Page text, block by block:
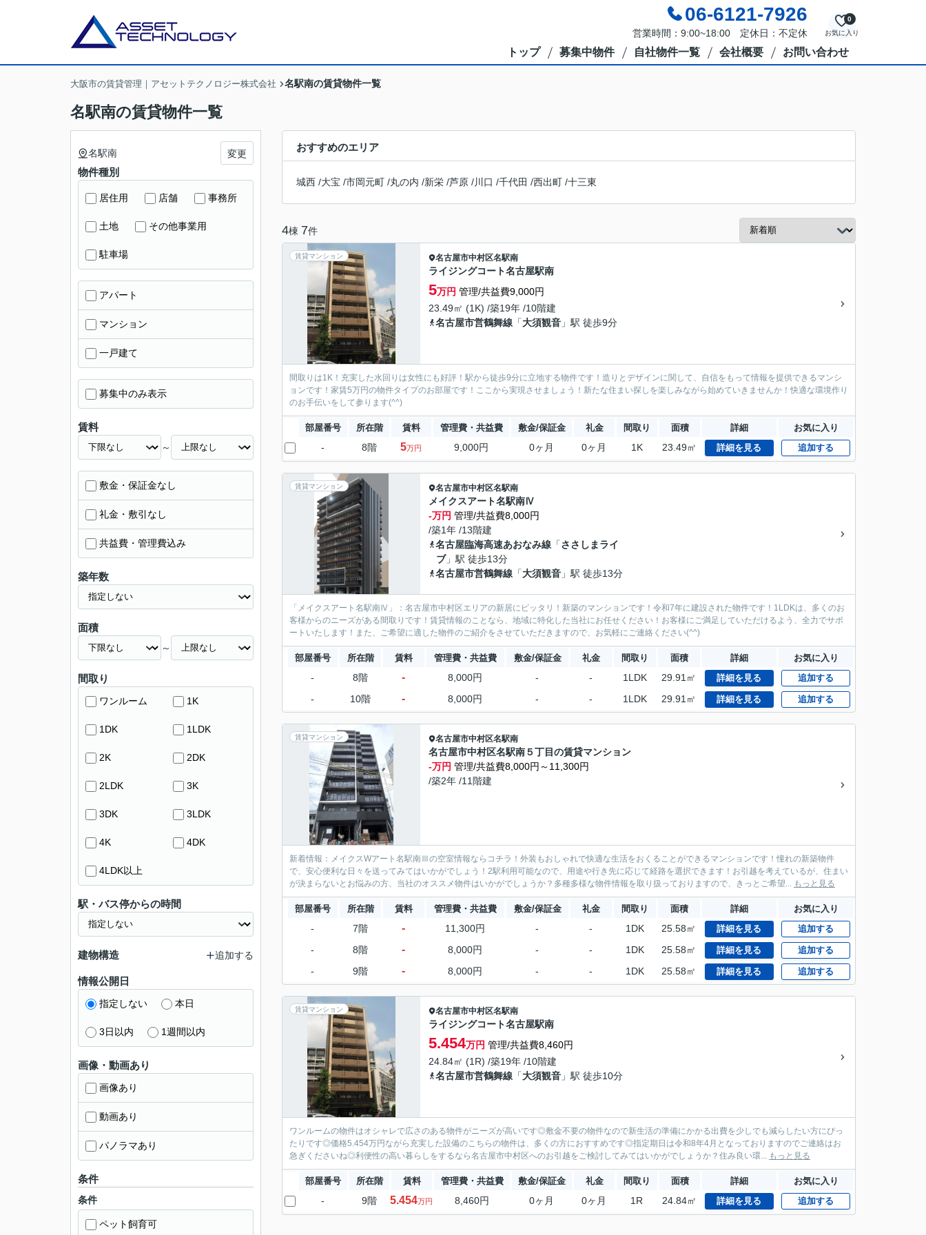
06-6121-7926
営業時間：9:00~18:00 定休日：不定休 お気に入り
0
トップ 募集中物件 自社物件一覧 会社概要 お問い合わせ
大阪市の賃貸管理｜アセットテクノロジー株式会社 名駅南の賃貸物件一覧
名駅南の賃貸物件一覧
おすすめのエリア
城西 /大宝 /市岡元町 /丸の内 /新栄 /芦原 /川口 /千代田 /西出町 /十三東
4棟 7件
賃貸マンション 名古屋市中村区名駅南
ライジングコート名古屋駅南
5万円 管理/共益費9,000円
23.49㎡ (1K) /築19年 /10階建
名古屋市営鶴舞線 「大須観音 」駅 徒歩9分
間取りは1K！充実した水回りは女性にも好評！駅から徒歩9分に立地する物件です！造りとデザインに関して、自信をもって情報を提供できるマンシ
ョンです！家賃5万円の物件タイプのお部屋です！ここから実現させましょう！新たな住まい探しを楽しみながら始めていきませんか！快適な環境作り
のお手伝いをして参ります(^^)
部屋番号 所在階 賃料 管理費・共益費 敷金/保証金 礼金 間取り 面積 詳細 お気に入り
- 8階 5万円 9,000円 0ヶ月 0ヶ月 1K 23.49㎡ 詳細を見る 追加する
賃貸マンション 名古屋市中村区名駅南
メイクスアート名駅南Ⅳ
-万円 管理/共益費8,000円
/築1年 /13階建
名古屋臨海高速あおなみ線 「ささしまライ
ブ」駅 徒歩13分
名古屋市営鶴舞線 「大須観音 」駅 徒歩13分
「メイクスアート名駅南Ⅳ」：名古屋市中村区エリアの新居にピッタリ！新築のマンションです！令和7年に建設された物件です！1LDKは、多くのお
客様からのニーズがある間取りです！賃貸情報のことなら、地域に特化した当社にお任せください！お客様にご満足していただけるよう、全力でサポ
ートいたします！また、ご希望に適した物件のご紹介をさせていただきますので、お気軽にご連絡ください(^^)
部屋番号 所在階 賃料 管理費・共益費 敷金/保証金 礼金 間取り 面積 詳細 お気に入り
- 8階 - 8,000円 - - 1LDK 29.91㎡ 詳細を見る 追加する
- 10階 - 8,000円 - - 1LDK 29.91㎡ 詳細を見る 追加する
賃貸マンション 名古屋市中村区名駅南
名古屋市中村区名駅南５丁目の賃貸マンション
-万円 管理/共益費8,000円～11,300円
/築2年 /11階建
新着情報：メイクスWアート名駅南Ⅲの空室情報ならコチラ！外装もおしゃれで快適な生活をおくることができるマンションです！憧れの新築物件
で、安心便利な日々を送ってみてはいかがでしょう！2駅利用可能なので、用途や行き先に応じて経路を選択できます！お引越を考えているが、住まい
が決まらないとお悩みの方、当社のオススメ物件はいかがでしょうか？多種多様な物件情報を取り扱っておりますので、きっとご希望... もっと見る
部屋番号 所在階 賃料 管理費・共益費 敷金/保証金 礼金 間取り 面積 詳細 お気に入り
- 7階 - 11,300円 - - 1DK 25.58㎡ 詳細を見る 追加する
- 8階 - 8,000円 - - 1DK 25.58㎡ 詳細を見る 追加する
- 9階 - 8,000円 - - 1DK 25.58㎡ 詳細を見る 追加する
賃貸マンション 名古屋市中村区名駅南
ライジングコート名古屋駅南
5.454万円 管理/共益費8,460円
24.84㎡ (1R) /築19年 /10階建
名古屋市営鶴舞線 「大須観音 」駅 徒歩10分
ワンルームの物件はオシャレで広さのある物件がニーズが高いです◎敷金不要の物件なので新生活の準備にかかる出費を少しでも減らしたい方にぴっ
たりです◎価格5.454万円ながら充実した設備のこちらの物件は、多くの方におすすめです◎指定期日は令和8年4月となっておりますのでご連絡はお
急ぎくださいね◎利便性の高い暮らしをするなら名古屋市中村区へのお引越をご検討してみてはいかがでしょうか？住み良い環... もっと見る
部屋番号 所在階 賃料 管理費・共益費 敷金/保証金 礼金 間取り 面積 詳細 お気に入り
- 9階 5.454万円 8,460円 0ヶ月 0ヶ月 1R 24.84㎡ 詳細を見る 追加する
名駅南 変更
物件種別
居住用 店舗 事務所
土地 その他事業用
駐車場
アパート
マンション
一戸建て
募集中のみ表示
賃料
～
敷金・保証金なし
礼金・敷引なし
共益費・管理費込み
築年数
面積
～
間取り
ワンルーム 1K
1DK 1LDK
2K 2DK
2LDK 3K
3DK 3LDK
4K 4DK
4LDK以上
駅・バス停からの時間
建物構造 追加する
情報公開日
指定しない 本日
3日以内 1週間以内
画像・動画あり
画像あり
動画あり
パノラマあり
条件
条件
ペット飼育可